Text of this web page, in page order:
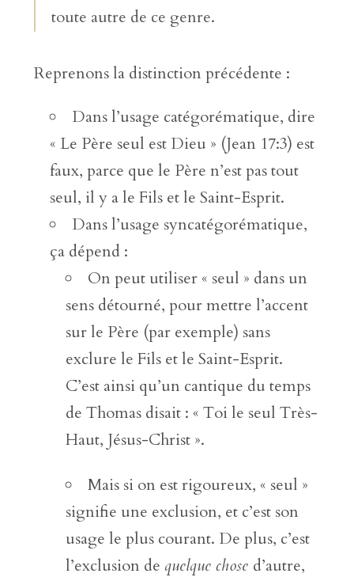
toute autre de ce genre.
Reprenons la distinction précédente :
Dans l’usage catégorématique, dire
« Le Père seul est Dieu » (Jean 17:3) est
faux, parce que le Père n’est pas tout
seul, il y a le Fils et le Saint-Esprit.
Dans l’usage syncatégorématique,
ça dépend :
On peut utiliser « seul » dans un
sens détourné, pour mettre l’accent
sur le Père (par exemple) sans
exclure le Fils et le Saint-Esprit.
C’est ainsi qu’un cantique du temps
de Thomas disait : « Toi le seul Très-
Haut, Jésus-Christ ».
Mais si on est rigoureux, « seul »
signifie une exclusion, et c’est son
usage le plus courant. De plus, c’est
l’exclusion de quelque chose d’autre,